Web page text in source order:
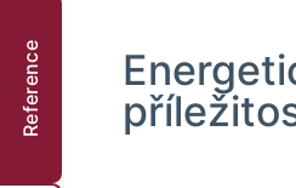
Reference